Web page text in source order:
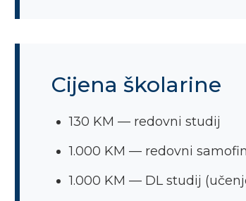
Cijena školarine
130 KM — redovni studij
1.000 KM — redovni
1.000 KM — DL studij